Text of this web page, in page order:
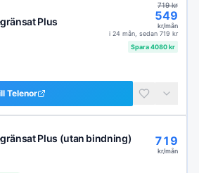
Plus
719kr
549
kr/mån
i 24 mån , sedan 719 kr
Spara4080kr
Telenor
Plus (utan bindning) 719
kr/mån